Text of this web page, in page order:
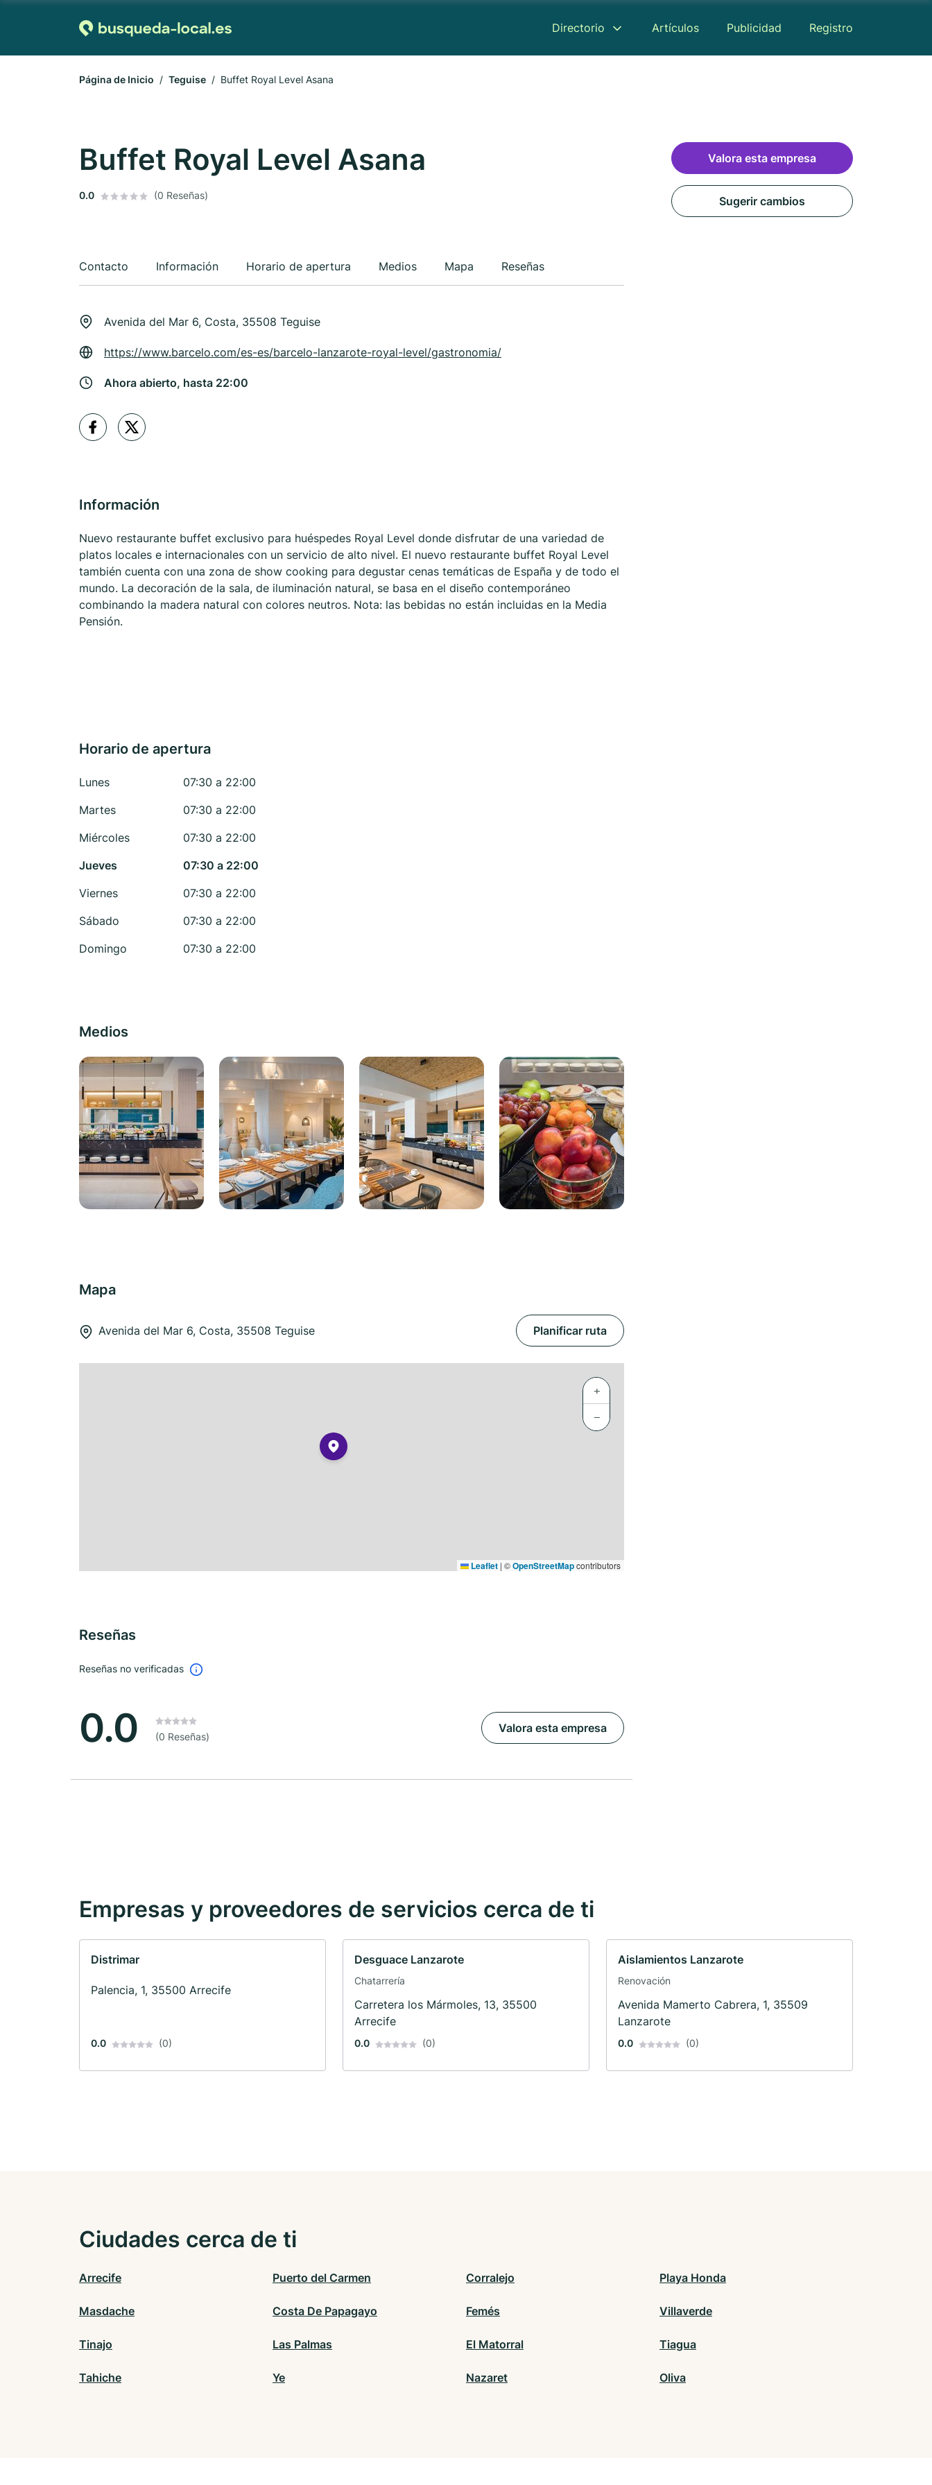
Directorio Artículos Publicidad Registro
Página de Inicio Teguise Buffet Royal Level Asana
Buffet Royal Level Asana
0.0 (0 Reseñas)
Contacto Información Horario de apertura Medios Mapa Reseñas
Avenida del Mar 6, Costa, 35508 Teguise
https://www.barcelo.com/es-es/barcelo-lanzarote-royal-level/gastronomia/
Ahora abierto, hasta 22:00
Información
Nuevo restaurante buffet exclusivo para huéspedes Royal Level donde disfrutar de una variedad de
platos locales e internacionales con un servicio de alto nivel. El nuevo restaurante buffet Royal Level
también cuenta con una zona de show cooking para degustar cenas temáticas de España y de todo el
mundo. La decoración de la sala, de iluminación natural, se basa en el diseño contemporáneo
combinando la madera natural con colores neutros. Nota: las bebidas no están incluidas en la Media
Pensión.
Horario de apertura
Lunes
07:30 a 22:00
Martes
07:30 a 22:00
Miércoles
07:30 a 22:00
Jueves
07:30 a 22:00
Viernes
07:30 a 22:00
Sábado
07:30 a 22:00
Domingo
07:30 a 22:00
Medios
Mapa
Avenida del Mar 6, Costa, 35508 Teguise Planificar ruta
+
−
Leaflet | ©OpenStreetMapcontributors
Reseñas
Reseñas no verificadas
0.0 (0 Reseñas)
Valora esta empresa
Valora esta empresa
Sugerir cambios
Empresas y proveedores de servicios cerca de ti
Distrimar
Palencia, 1, 35500 Arrecife
0.0 (0)
Desguace Lanzarote
Chatarrería
Carretera los Mármoles, 13, 35500
Arrecife
0.0 (0)
Aislamientos Lanzarote
Renovación
Avenida Mamerto Cabrera, 1, 35509
Lanzarote
0.0 (0)
Ciudades cerca de ti
Arrecife Puerto del Carmen Corralejo Playa Honda
Masdache Costa De Papagayo Femés Villaverde
Tinajo Las Palmas El Matorral Tiagua
Tahiche Ye Nazaret Oliva